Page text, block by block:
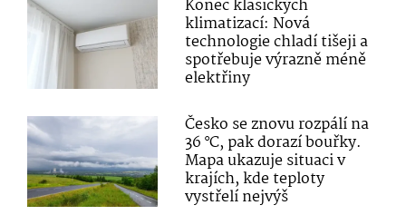
Konec klasických
klimatizací: Nová
technologie chladí tišeji a
spotřebuje výrazně méně
elektřiny
Česko se znovu rozpálí na
36 °C, pak dorazí bouřky.
Mapa ukazuje situaci v
krajích, kde teploty
vystřelí nejvýš